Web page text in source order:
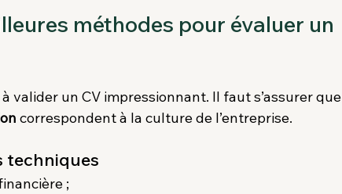
méthodes pour évaluer un
valider un CV impressionnant. Il faut s’assurer que
correspondent à la culture de l’entreprise.
techniques
;